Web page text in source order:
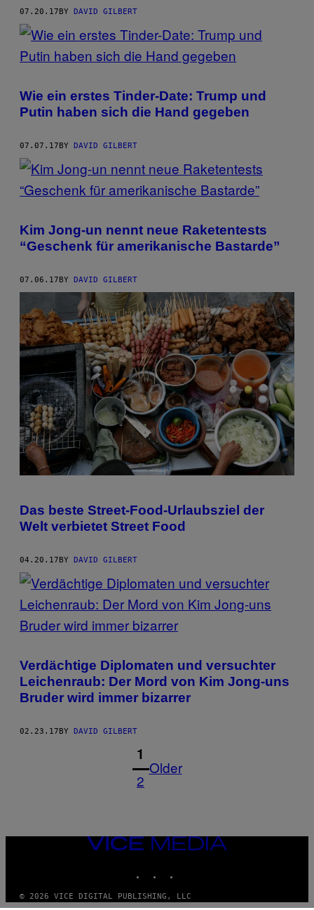
07.20.17BY DAVID GILBERT
Wie ein erstes Tinder-Date: Trump und
Putin haben sich die Hand gegeben
07.07.17BY DAVID GILBERT
Kim Jong-un nennt neue Raketentests
“Geschenk für amerikanische Bastarde”
07.06.17BY DAVID GILBERT
Das beste Street-Food-Urlaubsziel der
Welt verbietet Street Food
04.20.17 BY DAVID GILBERT
Verdächtige Diplomaten und versuchter
Leichenraub: Der Mord von Kim Jong-uns
Bruder wird immer bizarrer
02.23.17 BY DAVID GILBERT
1
2
Older
VICE
© 2026 VICE DIGITAL PUBLISHING, LLC